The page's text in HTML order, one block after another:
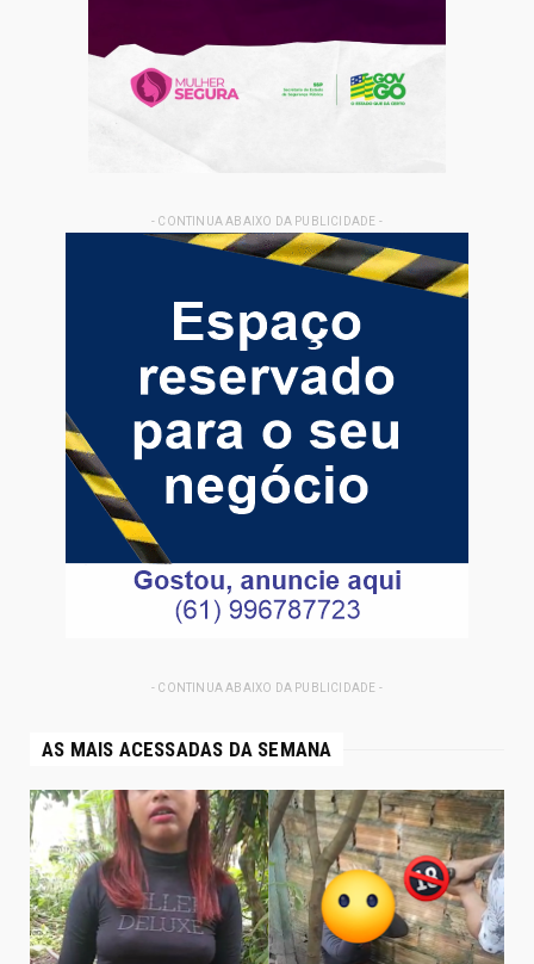
- CONTINUA ABAIXO DA PUBLICIDADE -
- CONTINUA ABAIXO DA PUBLICIDADE -
AS MAIS ACESSADAS DA SEMANA